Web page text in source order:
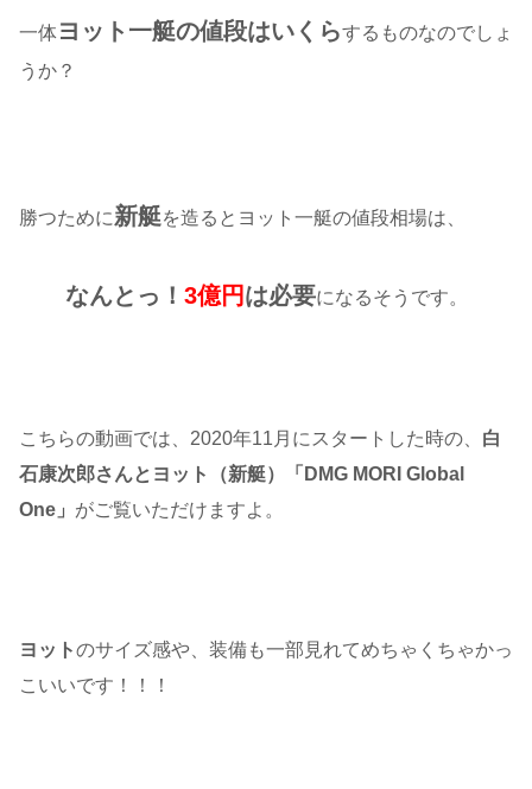
一体ヨット一艇の値段はいくらするものなのでしょ
うか？
勝つために新艇を造るとヨット一艇の値段相場は、
なんとっ！ 3億円は必要になるそうです。
こちらの動画では、2020年11月にスタートした時の、 白
石康次郎さんとヨット（新艇）「DMG MORI Global
One」 がご覧いただけますよ。
ヨットのサイズ感や、装備も一部見れてめちゃくちゃかっ
こいいです！！！